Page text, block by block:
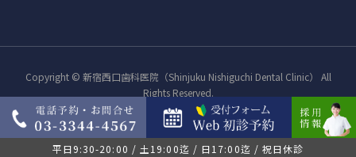
Copyright © 新宿西口歯科医院（Shinjuku Nishiguchi Dental Clinic） All
Rights Reserved.
平日9:30-20:00 / 土19:00迄 / 日17:00迄 / 祝日休診